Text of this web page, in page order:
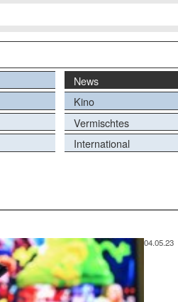
News
Kino
Vermischtes
International
04.05.23